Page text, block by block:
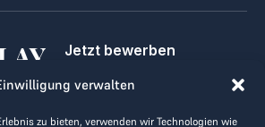
verwalten
zu bieten, verwenden wir Technologien wie
Jetzt bewerben
Kontakt